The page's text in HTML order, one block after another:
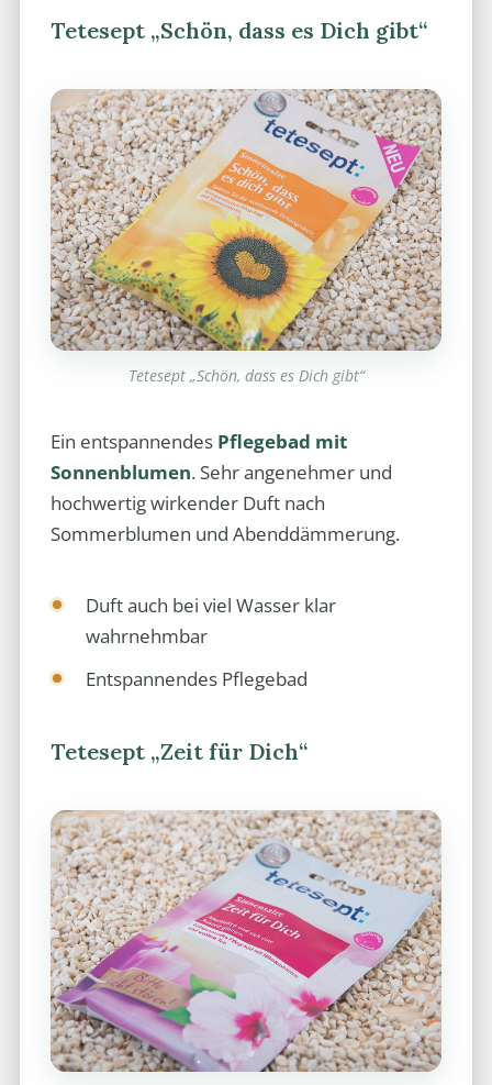
Tetesept „Schön, dass es Dich gibt“
Tetesept „Schön, dass es Dich gibt“
Ein entspannendes Pflegebad mit
Sonnenblumen. Sehr angenehmer und
hochwertig wirkender Duft nach
Sommerblumen und Abenddämmerung.
Duft auch bei viel Wasser klar
wahrnehmbar
Entspannendes Pflegebad
Tetesept „Zeit für Dich“